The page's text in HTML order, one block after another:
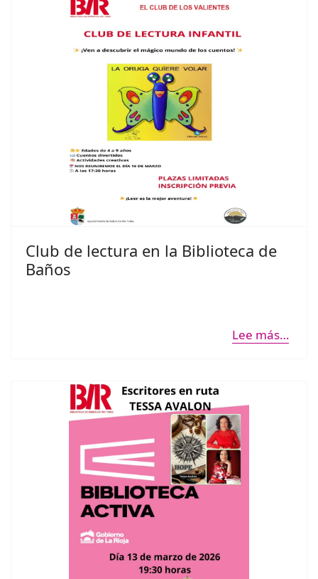
Club de lectura en la Biblioteca de
Baños
Lee más…